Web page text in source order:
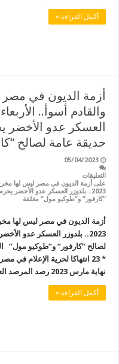
أكمل القراءة »
أزمة الديون في
العسكر عدو الأخضر
حديقة عامة لصالح
05/04/2023
التعليقات
2023.. بلدوزر العسكر عدو الأخضر
“كارفور” و”طوكيو مول” مغلقة
2023.. بلدوزر العسكر عدو
لصالح “كارفور” و”طوكيو مول”
نهاية مارس 2023 رصد المرصد العربي لحرية الإعلام (اكشف ) …
أكمل القراءة »